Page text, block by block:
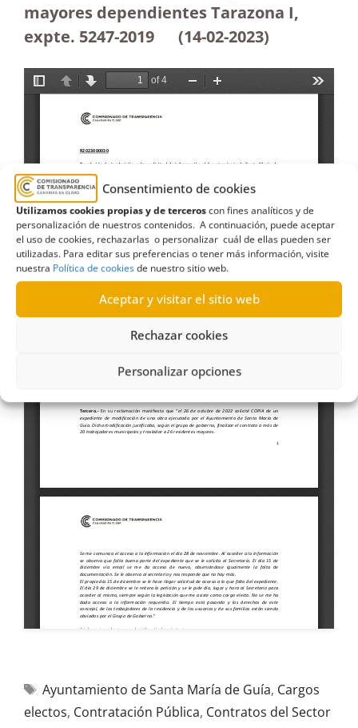
Consentimiento de cookies
Utilizamos cookies propias y de terceroscon fines analíticos y de
personalización de nuestros contenidos. A continuación, puede aceptar
el uso de cookies, rechazarlas o personalizar cuál de ellas pueden ser
utilizadas. Para editar sus preferencias o tener más información, visite
nuestra Política de cookiesde nuestro sitio web.
Aceptar y visitar el sitio web
Rechazar cookies
Personalizar opciones
mayores dependientes Tarazona I,
expte. 5247-2019 (14-02-2023)
Ayuntamiento de Santa María de Guía, Cargos
electos, Contratación Pública, Contratos del Sector